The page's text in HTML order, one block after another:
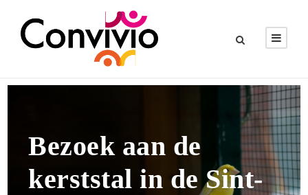
Bezoek aan de
kerststal in de Sint-